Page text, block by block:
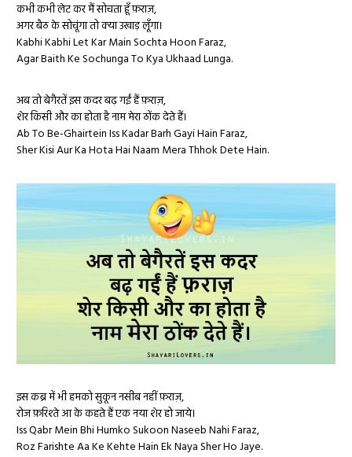
कभी कभी लेट कर मैं सोचता हूँ फ़राज़,
अगर बैठ के सोचूंगा तो क्या उखाड़ लूँगा।
Kabhi Kabhi Let Kar Main Sochta Hoon Faraz,
Agar Baith Ke Sochunga To Kya Ukhaad Lunga.
अब तो बेगैरतें इस कदर बढ़ गईं हैं फ़राज़,
शेर किसी और का होता है नाम मेरा ठोंक देते हैं।
Ab To Be-Ghairtein Iss Kadar Barh Gayi Hain Faraz,
Sher Kisi Aur Ka Hota Hai Naam Mera Thhok Dete Hain.
इस कब्र में भी हमको सुकून नसीब नहीं फ़राज़,
रोज फ़रिश्ते आ के कहते हैं एक नया शेर हो जाये।
Iss Qabr Mein Bhi Humko Sukoon Naseeb Nahi Faraz,
Roz Farishte Aa Ke Kehte Hain Ek Naya Sher Ho Jaye.